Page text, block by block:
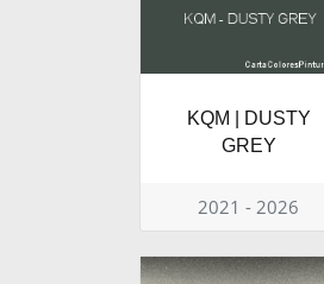
KQM | DUSTY
GREY
2021 - 2026